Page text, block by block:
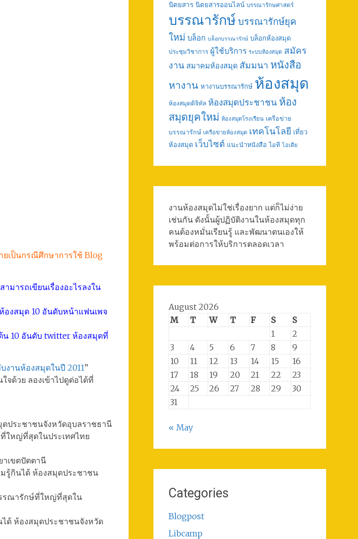
ยเป็นกรณีศึกษาการใช้ Blog
มารถเขียนเรื่องอะไรลงใน
องสมุด 10 อันดับหน้าแฟนเพจ
น 10 อันดับ twitter ห้องสมุดที่
งานห้องสมุดในปี 2011”
จด้วย ลองเข้าไปดูต่อได้ที่
ดประชาชนจังหวัดอุบลราชธานี
ใหญ่ที่สุดในประเทศไทย
เขตปัตตานี
รู้กินได้ ห้องสมุดประชาชน
รณารักษ์ที่ใหญ่ที่สุดใน
ด้ ห้องสมุดประชาชนจังหวัด
นิตยสาร นิตยสารออนไลน์ บรรณารักษศาสตร์
บรรณารักษ์ บรรณารักษ์ยุค
ใหม่ บล็อก บล็อกบรรณารักษ์ บล็อกห้องสมุด
ประชุมวิชาการ ผู้ใช้บริการ ระบบห้องสมุด สมัคร
งาน สมาคมห้องสมุด สัมมนา หนังสือ
หางาน หางานบรรณารักษ์ ห้องสมุด
ห้องสมุดดิจิทัล ห้องสมุดประชาชน ห้อง
สมุดยุคใหม่ ห้องสมุดโรงเรียน เครือข่าย
บรรณารักษ์ เครือข่ายห้องสมุด เทคโนโลยี เที่ยว
ห้องสมุด เว็บไซต์ แนะนำหนังสือ ไอที ไอเดีย
งานห้องสมุดไม่ใช่เรื่องยาก แต่ก็ไม่ง่าย
เช่นกัน ดังนั้นผู้ปฏิบัติงานในห้องสมุดทุก
คนต้องหมั่นเรียนรู้ และพัฒนาตนเองให้
พร้อมต่อการให้บริการตลอดเวลา
August 2026
M
T W T F S
S
1
2
3
4 5 6 7 8
9
10
11 12 13 14 15
16
17
18 19 20 21 22
23
24
25 26 27 28 29
30
31
« May
Categories
Blogpost
Libcamp